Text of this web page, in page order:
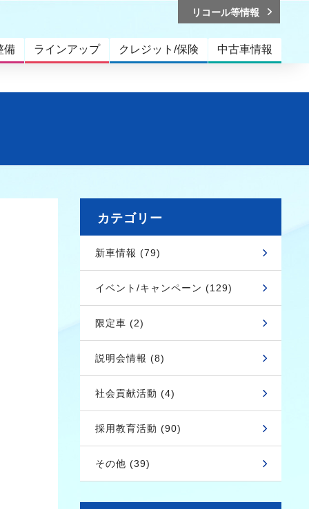
備 ラインアップ クレジット/保険 中古車情報
リコール等情報
カテゴリー
新車情報 (79)
イベント/キャンペーン (129)
限定車 (2)
説明会情報 (8)
社会貢献活動 (4)
採用教育活動 (90)
その他 (39)